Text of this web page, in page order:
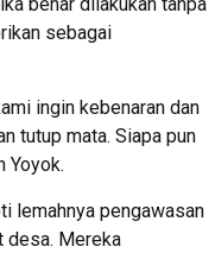
sebagai
ingin kebenaran dan
tutup mata. Siapa pun
Yoyok.
lemahnya pengawasan
desa. Mereka